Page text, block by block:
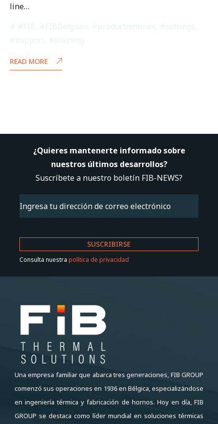
line…
READ MORE
¿Quieres mantenerte informado sobre
nuestros últimos desarrollos?
Suscríbete a nuestro boletín FIB-NEWS?
Email (Obligatorio)
Consulta nuestra política de privacidad
Una empresa familiar que abarca tres generaciones, FIB GROUP
comenzó sus operaciones en 1936 en Bélgica, especializándose
en ingeniería térmica y fabricación de hornos. Hoy en día, FIB
GROUP se destaca como líder mundial en soluciones térmicas